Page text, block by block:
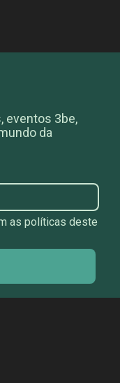
eventos 3be,
da
as políticas deste